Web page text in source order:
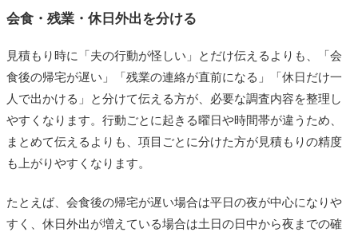
会食・残業・休日外出を分ける
見積もり時に「夫の行動が怪しい」とだけ伝えるよりも、「会
食後の帰宅が遅い」「残業の連絡が直前になる」「休日だけ一
人で出かける」と分けて伝える方が、必要な調査内容を整理し
やすくなります。行動ごとに起きる曜日や時間帯が違うため、
まとめて伝えるよりも、項目ごとに分けた方が見積もりの精度
も上がりやすくなります。
たとえば、会食後の帰宅が遅い場合は平日の夜が中心になりや
すく、休日外出が増えている場合は土日の日中から夜までの確